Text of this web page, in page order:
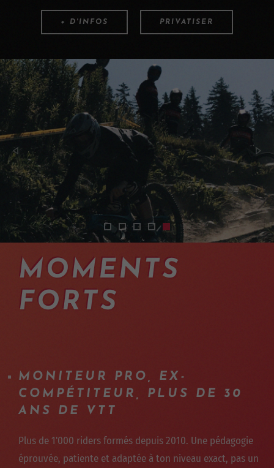
+ D'INFOS PRIVATISER
2401-cours-pilotage-vtt-
2401-cours-pilotage-vtt-
2401-cours-pilotage-vtt-
2401-cours-pilotage-vtt-
2401-cours-pilotage-
MOMENTS
FORTS
MONITEUR PRO, EX-
COMPÉTITEUR, PLUS DE 30
ANS DE VTT
Plus de 1'000 riders formés depuis 2010. Une pédagogie
éprouvée, patiente et adaptée à ton niveau exact, pas un